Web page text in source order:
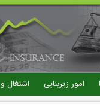
رفتن
به
محتوای
اصلی
امور زیربنایی اشتغال